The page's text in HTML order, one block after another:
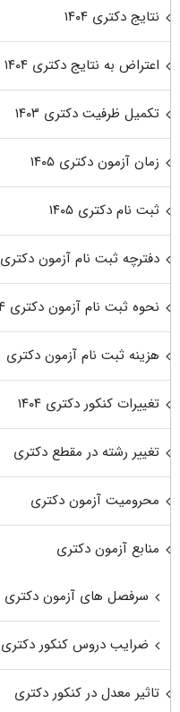
نتایج دکتری ۱۴۰۴
اعتراض به نتایج دکتری ۱۴۰۴
تکمیل ظرفیت دکتری ۱۴۰۳
زمان آزمون دکتری ۱۴۰۵
ثبت نام دکتری ۱۴۰۵
دفترچه ثبت نام آزمون دکتری ۱۴۰۴
نحوه ثبت نام آزمون دکتری ۱۴۰۴
هزینه ثبت نام آزمون دکتری
تغییرات کنکور دکتری ۱۴۰۴
تغییر رشته در مقطع دکتری
محرومیت آزمون دکتری
منابع آزمون دکتری
سرفصل های آزمون دکتری
ضرایب دروس کنکور دکتری
تاثیر معدل در کنکور دکتری